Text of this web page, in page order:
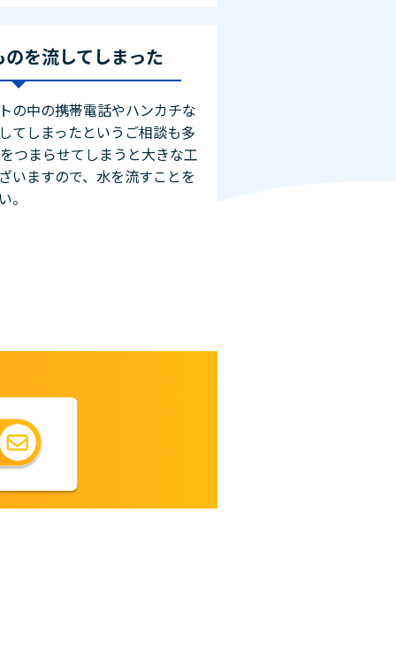
を流してしまった
の中の携帯電話やハンカチな
てしまったというご相談も多
つまらせてしまうと大きな工
いますので、水を流すことを
。